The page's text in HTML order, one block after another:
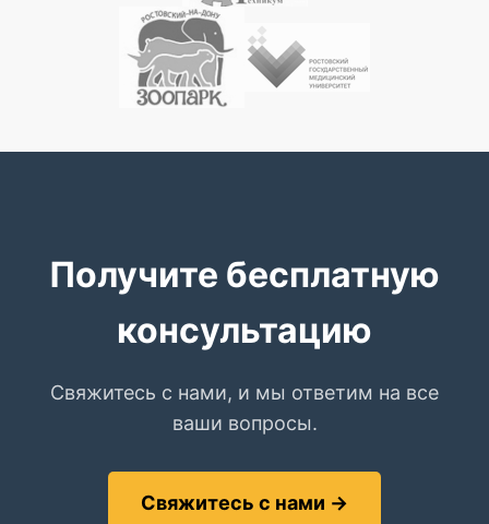
Получите бесплатную
консультацию
Свяжитесь с нами, и мы ответим на все
ваши вопросы.
Свяжитесь с нами →